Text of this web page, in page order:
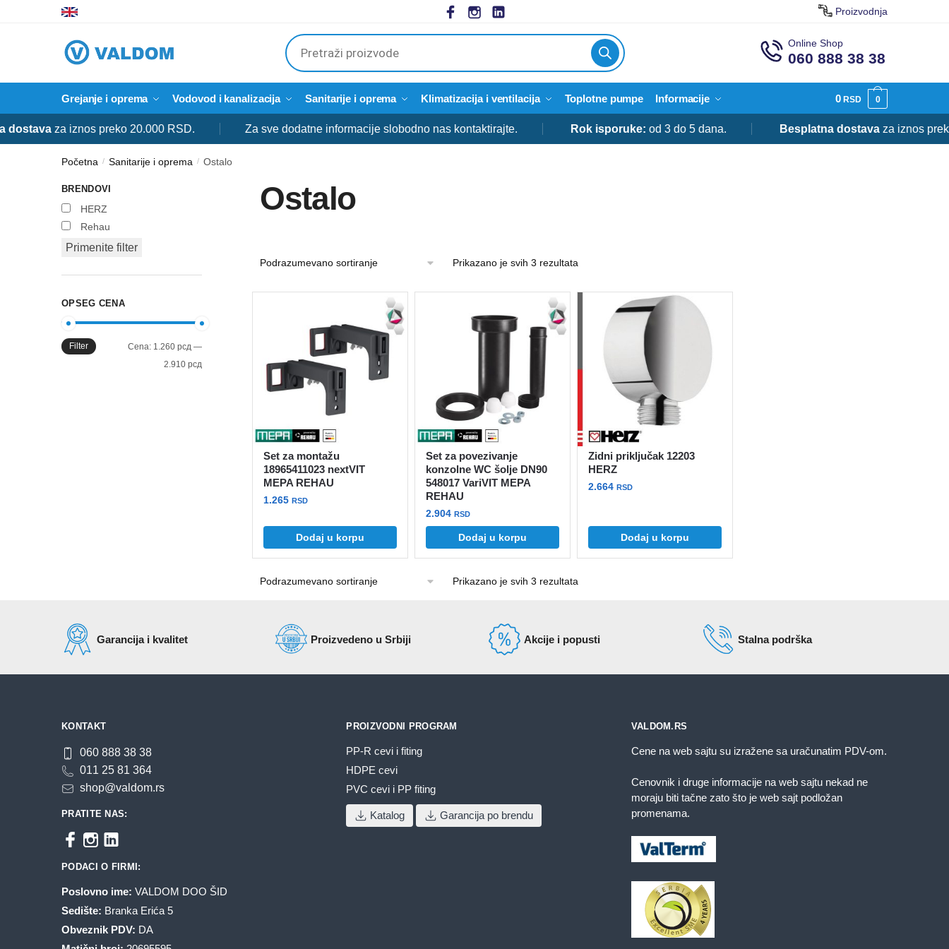
Proizvodnja
Products
search
Online Shop
060 888 38 38
Grejanje i oprema Vodovod i kanalizacija Sanitarije i oprema Klimatizacija i ventilacija Toplotne pumpe Informacije 0RSD 0
za iznos preko 20.000 RSD. Za sve dodatne informacije slobodno nas kontaktirajte. Rok isporuke:od 3 do 5 dana. Besplatna dostava za iznos preko
Početna / Sanitarije i oprema / Ostalo
Ostalo
Prikazano je svih 3 rezultata
Set za montažu
18965411023 nextVIT
MEPA REHAU
1.265RSD
Dodaj u korpu
Set za povezivanje
konzolne WC šolje DN90
548017 VariVIT MEPA
REHAU
2.904RSD
Dodaj u korpu
Zidni priključak 12203
HERZ
2.664 RSD
Dodaj u korpu
Prikazano je svih 3 rezultata
BRENDOVI
HERZ
Rehau
Primenite filter
OPSEG CENA
Minimalna
cena
Maksimalna
cena
Filter Cena: 1.260 рсд —
2.910 рсд
Garancija i kvalitet Proizvedeno u Srbiji Akcije i popusti Stalna podrška
KONTAKT
060 888 38 38
011 25 81 364
shop@valdom.rs
PRATITE NAS:
PODACI O FIRMI:
Poslovno ime: VALDOM DOO ŠID
Sedište: Branka Erića 5
Obveznik PDV: DA
PROIZVODNI PROGRAM
PP-R cevi i fiting
HDPE cevi
PVC cevi i PP fiting
Katalog Garancija po brendu
VALDOM.RS
Cene na web sajtu su izražene sa uračunatim PDV-om.
Cenovnik i druge informacije na web sajtu nekad ne
moraju biti tačne zato što je web sajt podložan
promenama.